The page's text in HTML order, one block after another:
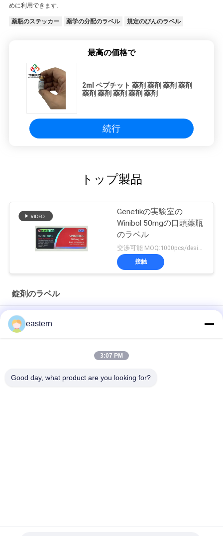
めに利用できます.
薬瓶のステッカー 薬学の分配のラベル 規定のびんのラベル
最高の価格で
2ml ペプチット 薬剤 薬剤 薬剤 薬剤
薬剤 薬剤 薬剤 薬剤 薬剤
続行
トップ製品
Genetikの実験室の
Winibol 50mgの口頭薬瓶
のラベル
交渉可能 MOQ:1000pcs/design
接触
錠剤のラベル
シアリス タダラフィル 100mg 経口用ラベル
SS-31 強い粘着剤 ペンチド 錠剤 錠剤
光沢のあるBiomexの実験室のアーカイブ同化カスタマイズされ
eastern
3:07 PM
Good day, what product are you looking for?